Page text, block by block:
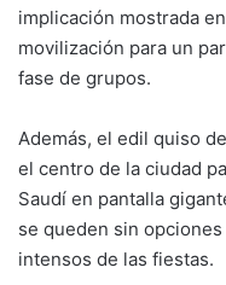
implicación mostrada
movilización para un
fase de grupos.
Además, el edil quiso
el centro de la ciudad
Saudí en pantalla
se queden sin
intensos de las fiestas.